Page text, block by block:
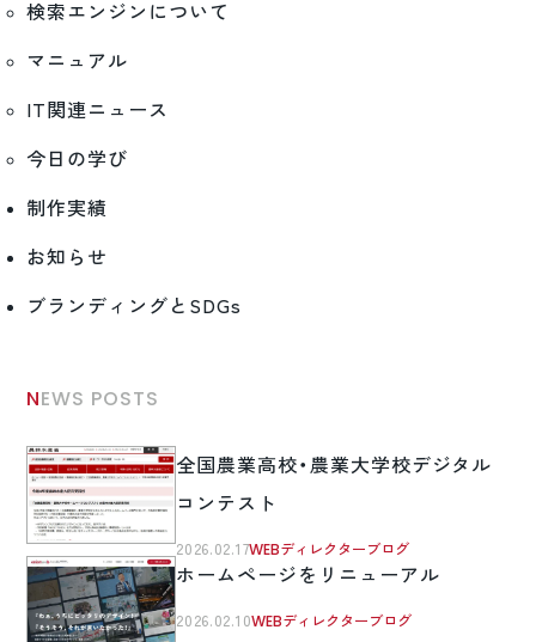
検索エンジンについて
マニュアル
IT関連ニュース
今日の学び
制作実績
お知らせ
ブランディングとSDGs
NEWS POSTS
全国農業高校・農業大学校デジタル
コンテスト
2026.02.17WEBディレクターブログ
ホームページをリニューアル
2026.02.10WEBディレクターブログ